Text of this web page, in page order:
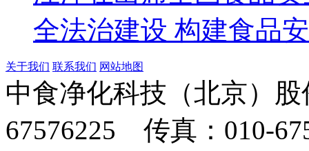
全法治建设 构建食品
关于我们 联系我们 网站地图
中食净化科技（北京）
67576225 传真：010-